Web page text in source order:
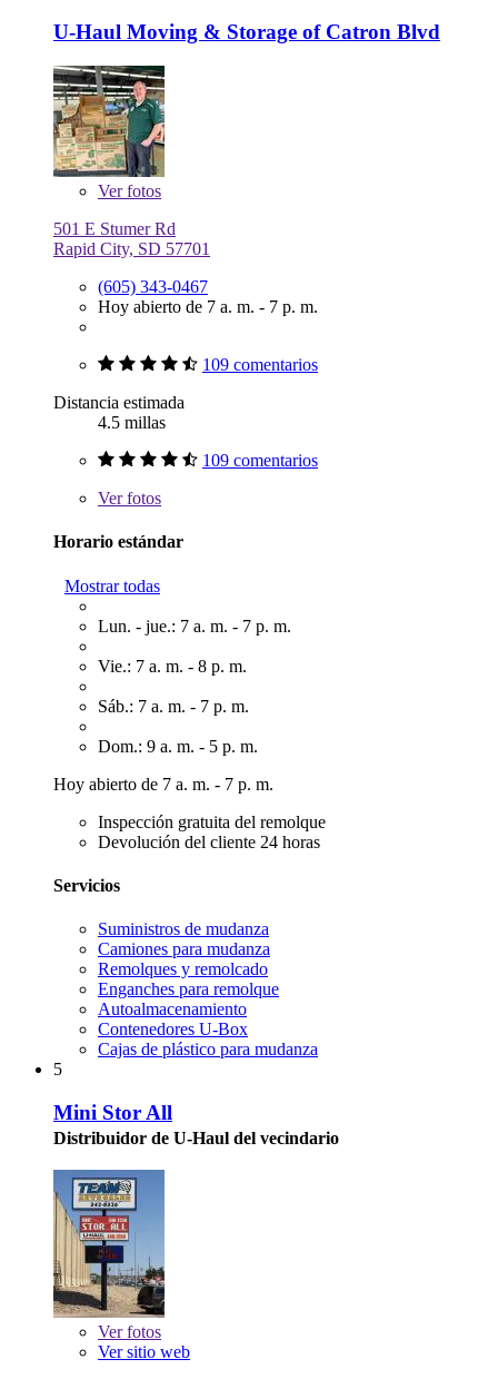
U-Haul Moving & Storage of Catron Blvd
Verfotos
501 E Stumer Rd
Rapid City, SD 57701
(605) 343-0467
Hoy abierto de 7 a. m. - 7 p. m.
109 comentarios
Distancia estimada
4.5 millas
109 comentarios
Verfotos
Horario estándar
Mostrar todas
Lun. - jue.: 7 a. m. - 7 p. m.
Vie.: 7 a. m. - 8 p. m.
Sáb.: 7 a. m. - 7 p. m.
Dom.: 9 a. m. - 5 p. m.
Hoy abierto de 7 a. m. - 7 p. m.
Inspección gratuita del remolque
Devolución del cliente 24 horas
Servicios
Suministros de mudanza
Camiones para mudanza
Remolques y remolcado
Enganches para remolque
Autoalmacenamiento
Contenedores U-Box
Cajas de plástico para mudanza
5
Mini Stor All
Distribuidor de U-Haul del vecindario
Verfotos
Ver sitio web